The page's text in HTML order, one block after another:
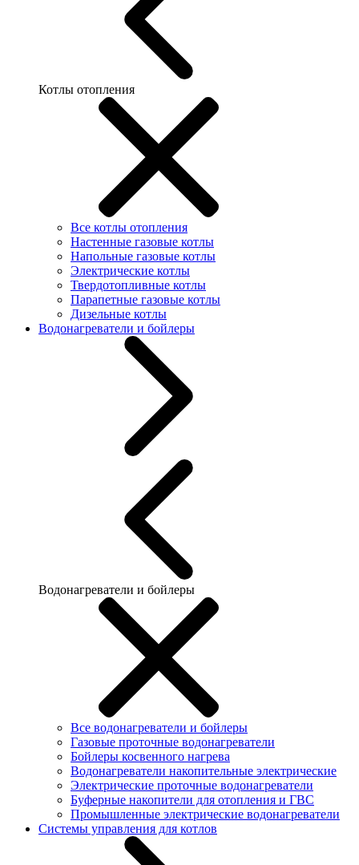
Котлы отопления
Все котлы отопления
Настенные газовые котлы
Напольные газовые котлы
Электрические котлы
Твердотопливные котлы
Парапетные газовые котлы
Дизельные котлы
Водонагреватели и бойлеры
Водонагреватели и бойлеры
Все водонагреватели и бойлеры
Газовые проточные водонагреватели
Бойлеры косвенного нагрева
Водонагреватели накопительные электрические
Электрические проточные водонагреватели
Буферные накопители для отопления и ГВС
Промышленные электрические водонагреватели
Системы управления для котлов